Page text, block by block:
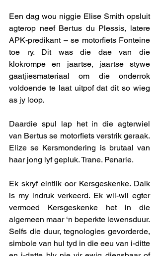
Een dag wou niggie Elise Smith opsluit
agterop neef Bertus du Plessis, latere
APK-predikant – se motorfiets Fonteine
toe ry. Dit was die dae van die
klokrompe en jaartse, jaartse stywe
gaatjiesmateriaal om die onderrok
voldoende te laat uitpof dat dit so wieg
as jy loop.
Daardie spul lap het in die agterwiel
van Bertus se motorfiets verstrik geraak.
Elize se Kersmondering is brutaal van
haar jong lyf gepluk. Trane. Penarie.
Ek skryf eintlik oor Kersgeskenke. Dalk
is my indruk verkeerd. Ek wil-wil egter
vermoed Kersgeskenke het in die
algemeen maar ‘n beperkte lewensduur.
Selfs die duur, tegnologies gevorderde,
simbole van hul tyd in die eeu van i-ditte